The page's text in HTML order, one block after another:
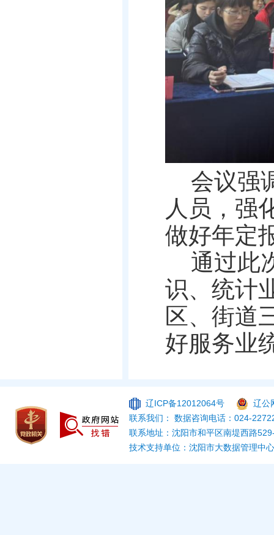
会议强
人员，强
做好年定
通过此
识、统计
区、街道
好服务业
辽ICP备12012064号
辽公
联系我们： 数据咨询电话：024-
联系地址：沈阳市和平区南堤西路
技术支持单位：沈阳市大数据管理中